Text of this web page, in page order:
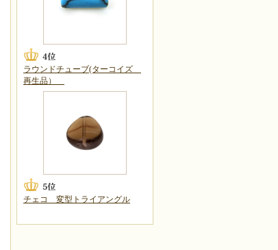
ラウンドチューブ(ターコイズ
再生品）
チェコ 変型トライアングル